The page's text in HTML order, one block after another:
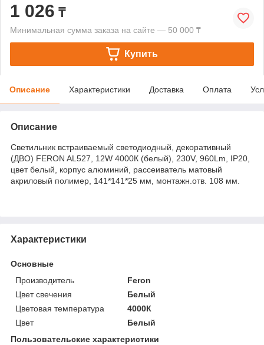
1 026 ₸
Минимальная сумма заказа на сайте — 50 000 ₸
Купить
Описание Характеристики Доставка Оплата
Описание
Светильник встраиваемый светодиодный, декоративный
(ДВО) FERON AL527, 12W 4000К (белый), 230V, 960Lm, IP20,
цвет белый, корпус алюминий, рассеиватель матовый
акриловый полимер, 141*141*25 мм, монтажн.отв. 108 мм.
Характеристики
Основные
Производитель
Feron
Цвет свечения
Белый
Цветовая температура
4000К
Цвет
Белый
Пользовательские характеристики